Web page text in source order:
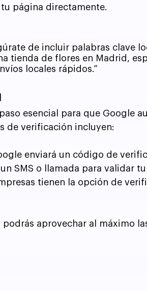
tu página directamente.
de incluir palabras clave
tienda de flores en Madrid,
locales rápidos.”
esencial para que Google
de verificación incluyen:
enviará un código de
un SMS o llamada para validar
tienen la opción de
aprovechar al máximo